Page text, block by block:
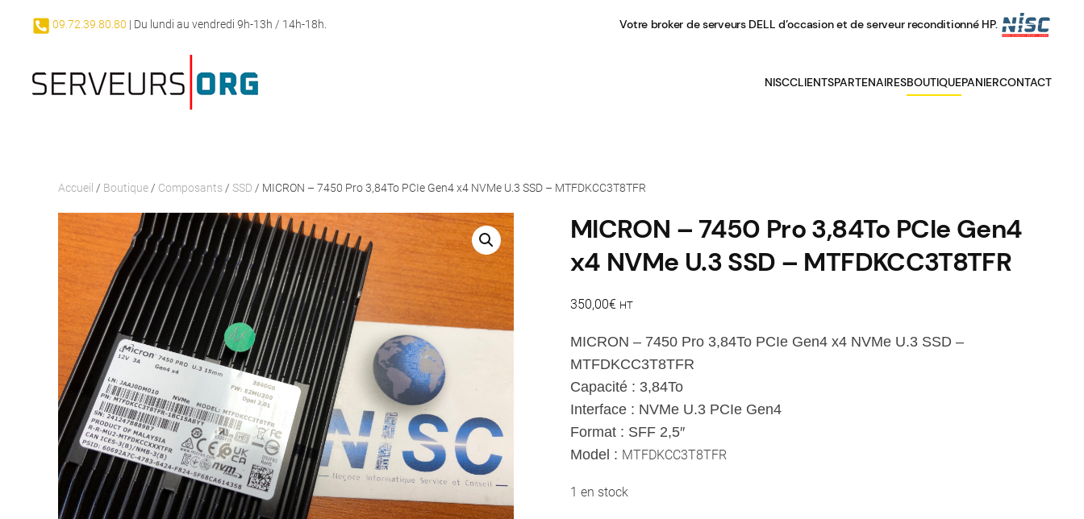
09.72.39.80.80 | Du lundi au vendredi 9h-13h / 14h-18h. Votre broker de serveurs DELL d’occasion et de serveur reconditionné HP.
NISCCLIENTSPARTENAIRESBOUTIQUEPANIERCONTACT
Accueil / Boutique / Composants / SSD / MICRON – 7450 Pro 3,84To PCIe Gen4 x4 NVMe U.3 SSD – MTFDKCC3T8TFR
MICRON – 7450 Pro 3,84To PCIe Gen4
x4 NVMe U.3 SSD – MTFDKCC3T8TFR
350,00€ HT
MICRON – 7450 Pro 3,84To PCIe Gen4 x4 NVMe U.3 SSD –
MTFDKCC3T8TFR
Capacité : 3,84To
Interface : NVMe U.3 PCIe Gen4
Format : SFF 2,5″
Model : MTFDKCC3T8TFR
1 en stock